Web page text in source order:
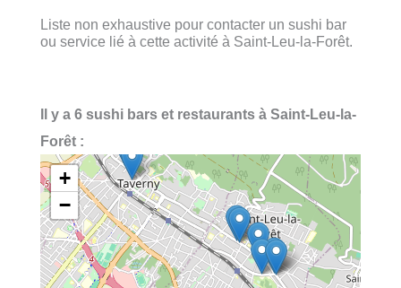
Liste non exhaustive pour contacter un sushi bar
ou service lié à cette activité à Saint-Leu-la-Forêt.
Il y a 6 sushi bars et restaurants à Saint-Leu-la-
Forêt :
+
−